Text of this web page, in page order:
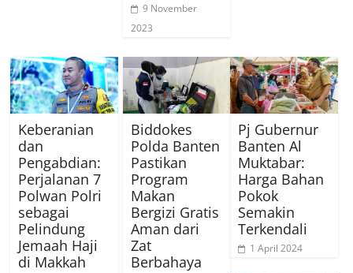
9 November
2023
Keberanian
dan
Pengabdian:
Perjalanan 7
Polwan Polri
sebagai
Pelindung
Jemaah Haji
di Makkah
Biddokes
Polda Banten
Pastikan
Program
Makan
Bergizi Gratis
Aman dari
Zat
Berbahaya
Pj Gubernur
Banten Al
Muktabar:
Harga Bahan
Pokok
Semakin
Terkendali
1 April 2024